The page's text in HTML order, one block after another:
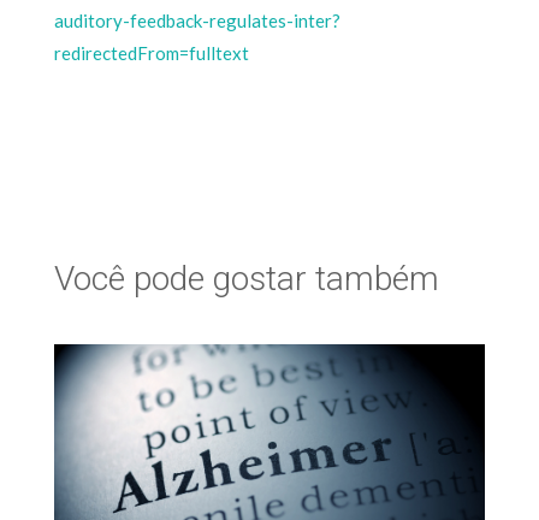
auditory-feedback-regulates-inter?
redirectedFrom=fulltext
Você pode gostar também